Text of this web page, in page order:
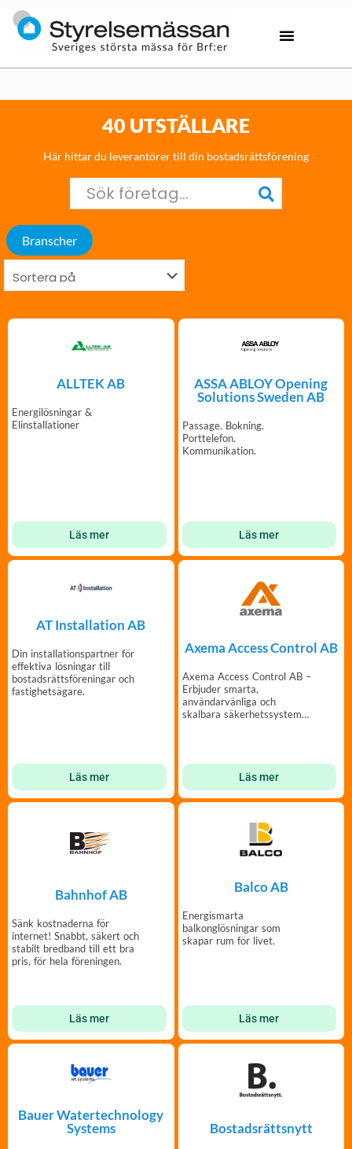
40 UTSTÄLLARE
Här hittar du leverantörer till din bostadsrättsförening
Branscher
ALLTEK AB
Energilösningar &
Elinstallationer
Läs mer
ASSA ABLOY Opening
Solutions Sweden AB
Passage. Bokning.
Porttelefon.
Kommunikation.
Läs mer
AT Installation AB
Din installationspartner för
effektiva lösningar till
bostadsrättsföreningar och
fastighetsägare.
Läs mer
Axema Access Control AB
Axema Access Control AB –
Erbjuder smarta,
användarvänliga och
skalbara säkerhetssystem
Läs mer
Bahnhof AB
Sänk kostnaderna för
internet! Snabbt, säkert och
stabilt bredband till ett bra
pris, för hela föreningen.
Läs mer
Balco AB
Energismarta
balkonglösningar som
skapar rum för livet.
Läs mer
Bauer Watertechnology
Systems
Bostadsrättsnytt